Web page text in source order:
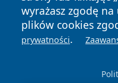
wyrażasz zgodę
plików cookies
prywatności.